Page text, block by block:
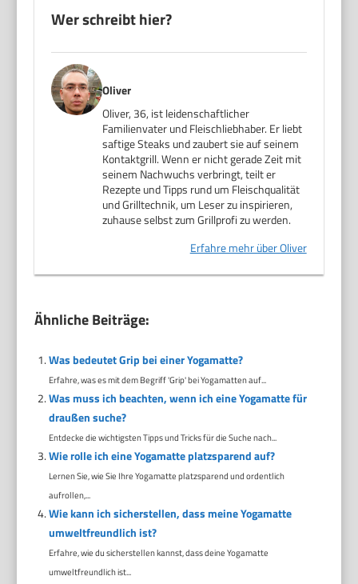
Wer schreibt hier?
Oliver
Oliver, 36, ist leidenschaftlicher
Familienvater und Fleischliebhaber. Er liebt
saftige Steaks und zaubert sie auf seinem
Kontaktgrill. Wenn er nicht gerade Zeit mit
seinem Nachwuchs verbringt, teilt er
Rezepte und Tipps rund um Fleischqualität
und Grilltechnik, um Leser zu inspirieren,
zuhause selbst zum Grillprofi zu werden.
Erfahre mehr über Oliver
Ähnliche Beiträge:
Was bedeutet Grip bei einer Yogamatte?
Erfahre, was es mit dem Begriff 'Grip' bei Yogamatten auf...
Was muss ich beachten, wenn ich eine Yogamatte für
draußen suche?
Entdecke die wichtigsten Tipps und Tricks für die Suche nach...
Wie rolle ich eine Yogamatte platzsparend auf?
Lernen Sie, wie Sie Ihre Yogamatte platzsparend und ordentlich
aufrollen,...
Wie kann ich sicherstellen, dass meine Yogamatte
umweltfreundlich ist?
Erfahre, wie du sicherstellen kannst, dass deine Yogamatte
umweltfreundlich ist...